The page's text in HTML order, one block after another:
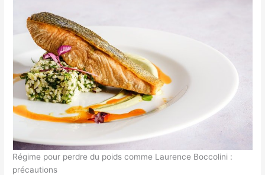
Régime pour perdre du poids comme Laurence Boccolini :
précautions